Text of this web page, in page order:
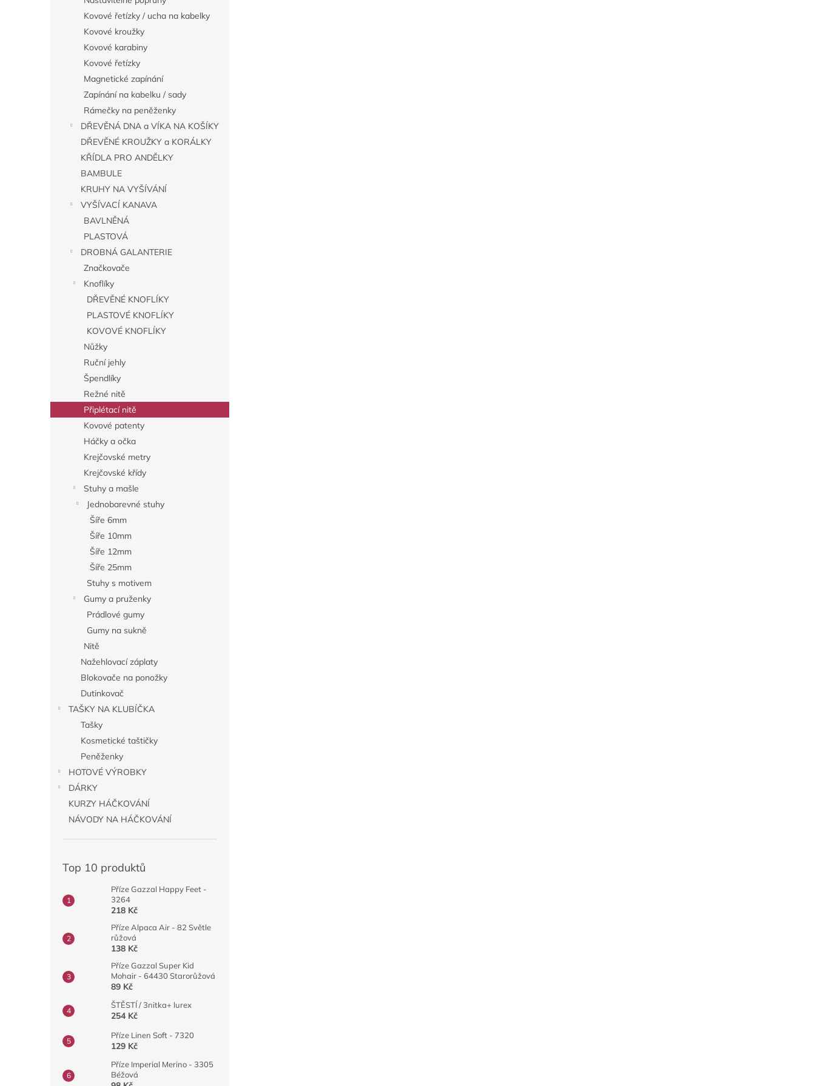
Kovové řetízky / ucha na kabelky
Kovové kroužky
Kovové karabiny
Kovové řetízky
Magnetické zapínání
Zapínání na kabelku / sady
Rámečky na peněženky
DŘEVĚNÁ DNA a VÍKA NA KOŠÍKY
DŘEVĚNÉ KROUŽKY a KORÁLKY
KŘÍDLA PRO ANDĚLKY
BAMBULE
KRUHY NA VYŠÍVÁNÍ
VYŠÍVACÍ KANAVA
BAVLNĚNÁ
PLASTOVÁ
DROBNÁ GALANTERIE
Značkovače
Knoflíky
DŘEVĚNÉ KNOFLÍKY
PLASTOVÉ KNOFLÍKY
KOVOVÉ KNOFLÍKY
Nůžky
Ruční jehly
Špendlíky
Režné nitě
Připlétací nitě
Kovové patenty
Háčky a očka
Krejčovské metry
Krejčovské křídy
Stuhy a mašle
Jednobarevné stuhy
Šíře 6mm
Šíře 10mm
Šíře 12mm
Šíře 25mm
Stuhy s motivem
Gumy a pruženky
Prádlové gumy
Gumy na sukně
Nitě
Nažehlovací záplaty
Blokovače na ponožky
Dutinkovač
TAŠKY NA KLUBÍČKA
Tašky
Kosmetické taštičky
Peněženky
HOTOVÉ VÝROBKY
DÁRKY
KURZY HÁČKOVÁNÍ
NÁVODY NA HÁČKOVÁNÍ
Top 10 produktů
Příze Gazzal Happy Feet -
3264
218 Kč
Příze Alpaca Air - 82 Světle
růžová
138 Kč
Příze Gazzal Super Kid
Mohair - 64430 Starorůžová
89 Kč
ŠTĚSTÍ / 3nitka+ lurex
254 Kč
Příze Linen Soft - 7320
129 Kč
Příze Imperial Merino - 3305
Béžová